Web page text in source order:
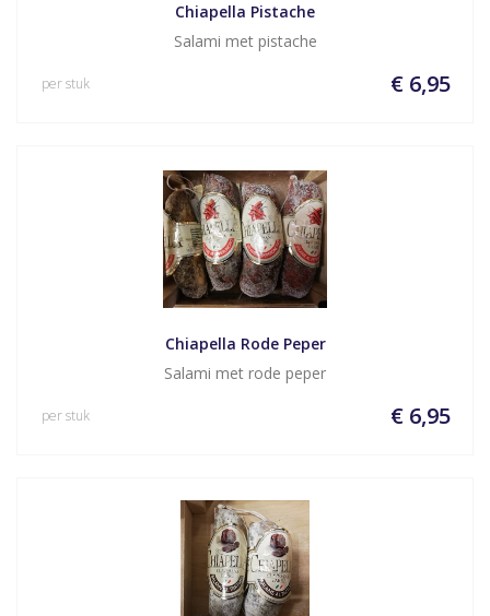
Chiapella Pistache
Salami met pistache
€ 6,95
per stuk
Chiapella Rode Peper
Salami met rode peper
€ 6,95
per stuk